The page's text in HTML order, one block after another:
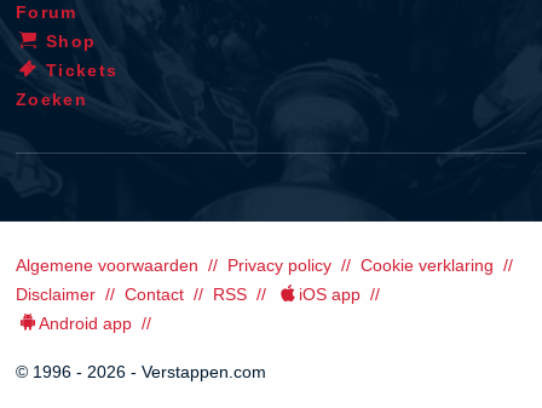
Forum
Shop
Tickets
Zoeken
Algemene voorwaarden Privacy policy
Cookie verklaring
Disclaimer
Contact RSS
iOS app
Android app
© 1996 - 2026 - Verstappen.com